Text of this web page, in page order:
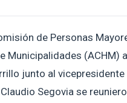
de Personas
Municipalidades (ACHM)
junto al
Segovia se